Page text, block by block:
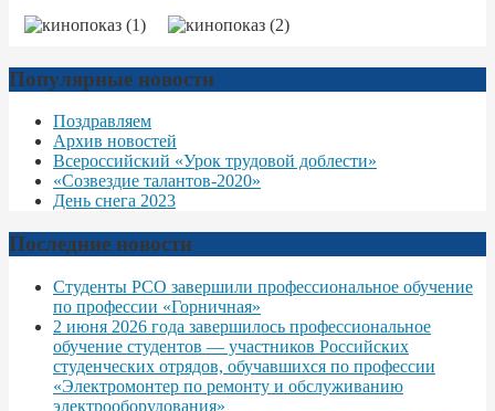
Популярные новости
Поздравляем
Архив новостей
Всероссийский «Урок трудовой доблести»
«Созвездие талантов-2020»
День снега 2023
Последние новости
Студенты РСО завершили профессиональное обучение
по профессии «Горничная»
2 июня 2026 года завершилось профессиональное
обучение студентов — участников Российских
студенческих отрядов, обучавшихся по профессии
«Электромонтер по ремонту и обслуживанию
электрооборудования»